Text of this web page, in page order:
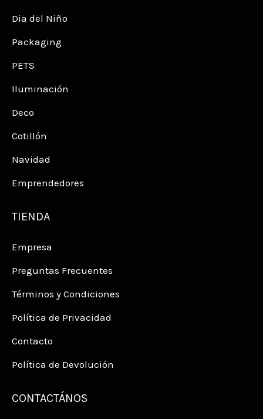
Dia del Niño
Packaging
PETS
Iluminación
Deco
Cotillón
Navidad
Emprendedores
TIENDA
Empresa
Preguntas Frecuentes
Términos y Condiciones
Política de Privacidad
Contacto
Política de Devolución
CONTACTÁNOS